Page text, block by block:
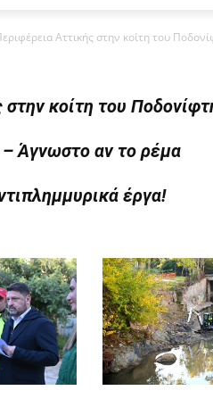
Αττικής στην κοίτη του
κοίτη του
– Άγνωστο αν το ρέμα
έργα!